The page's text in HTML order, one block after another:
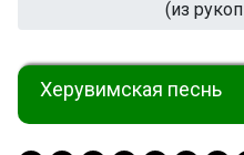
(из
Херувимская песнь